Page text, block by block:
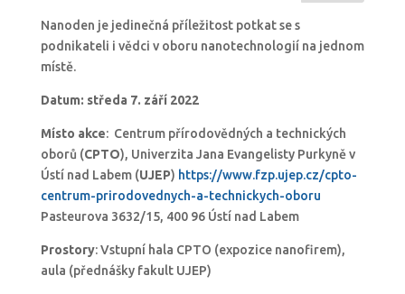
Nanoden je jedinečná příležitost potkat se s
podnikateli i vědci v oboru nanotechnologií na jednom
místě.
Datum: středa 7. září 2022
Místo akce: Centrum přírodovědných a technických
oborů (CPTO), Univerzita Jana Evangelisty Purkyně v
Ústí nad Labem (UJEP) https://www.fzp.ujep.cz/cpto-
centrum-prirodovednych-a-technickych-oboru
Pasteurova 3632/15, 400 96 Ústí nad Labem
Prostory: Vstupní hala CPTO (expozice nanofirem),
aula (přednášky fakult UJEP)